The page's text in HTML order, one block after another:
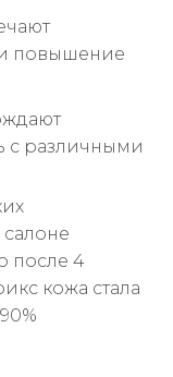
повышение
с различными
после 4
кожа стала